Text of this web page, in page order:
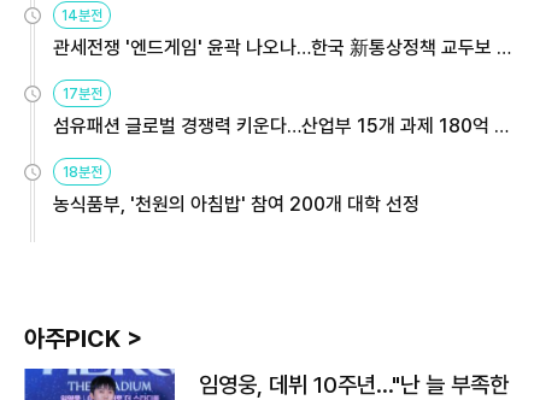
14분전
관세전쟁 '엔드게임' 윤곽 나오나…한국 新통상정책 교두보 활
17분전
섬유패션 글로벌 경쟁력 키운다…산업부 15개 과제 180억 지
18분전
농식품부, '천원의 아침밥' 참여 200개 대학 선정
아주PICK >
임영웅, 데뷔 10주년…"난 늘 부족한